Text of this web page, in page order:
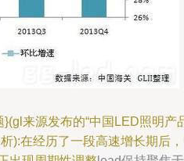
来源发布的“中国LED照明产
):在经历了一段高速增长期后